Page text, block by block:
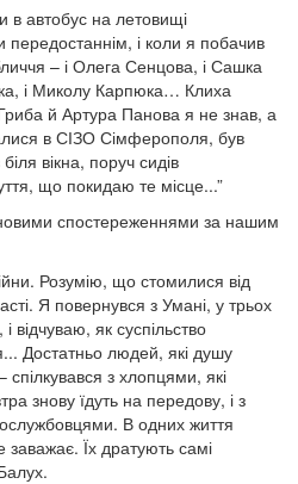
в автобус на летовищі
і коли я побачив
– і Олега Сенцова, і Сашка
і Миколу Карпюка… Клиха
й Артура Панова я не знав, а
в СІЗО Сімферополя, був
вікна, поруч сидів
що покидаю те місце...”
спостереженнями за нашим
Розумію, що стомилися від
Я повернувся з Умані, у трьох
відчуваю, як суспільство
Достатньо людей, які душу
з хлопцями, які
знову їдуть на передову, і з
В одних життя
Їх дратують самі